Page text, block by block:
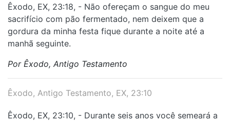
Êxodo, EX, 23:18, - Não ofereçam o sangue do meu
sacrifício com pão fermentado, nem deixem que a
gordura da minha festa fique durante a noite até a
manhã seguinte.
Por Êxodo, Antigo Testamento
Êxodo, Antigo Testamento, EX, 23:10
Êxodo, EX, 23:10, - Durante seis anos você semeará a